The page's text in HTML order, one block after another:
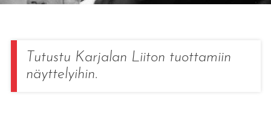
Tutustu Karjalan Liiton tuottamiin
näyttelyihin.